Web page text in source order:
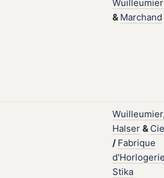
Wuilleumier
& Marchand
Halser &
/ Fabrique
Stika